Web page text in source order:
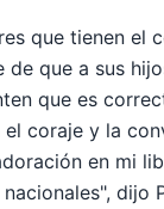
que tienen el
de que a sus
que es
el coraje y la
en mi
dijo